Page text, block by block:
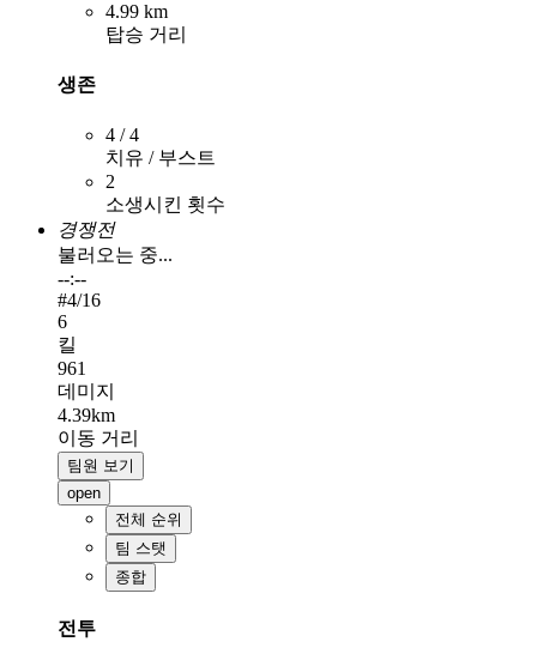
4.99 km
탑승 거리
생존
4 / 4
치유 / 부스트
2
소생시킨 횟수
경쟁전
불러오는 중...
--:--
#4/16
6
킬
961
데미지
4.39km
이동 거리
팀원 보기
open
전체 순위
팀 스탯
종합
전투